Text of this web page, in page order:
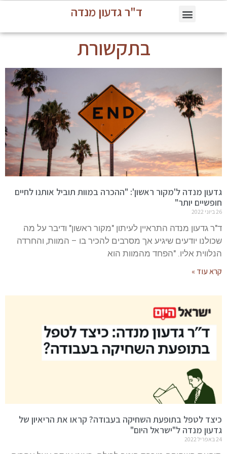
ד"ר גדעון מנדה
בתקשורת
גדעון מנדה ל'מקור ראשון': "ההכרה במוות תוביל אותנו לחיים
חופשיים יותר"
26 ביוני 2022
ד"ר גדעון מנדה התראיין לעיתון "מקור ראשון" ודיבר על מה
שכולנו יודעים שיגיע אך מסרבים להכיר בו – המוות, והחרדה
הנלווית אליו. "הפחד מהמוות הוא
קרא עוד »
כיצד לטפל בתופעת השחיקה בעבודה? קראו את הריאיון של
גדעון מנדה ל"ישראל היום"
24 באפריל 2022